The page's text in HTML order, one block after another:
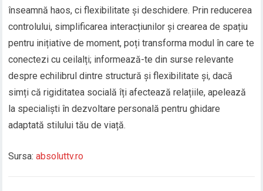
înseamnă haos, ci flexibilitate și deschidere. Prin reducerea
controlului, simplificarea interacțiunilor și crearea de spațiu
pentru inițiative de moment, poți transforma modul în care te
conectezi cu ceilalți; informează-te din surse relevante
despre echilibrul dintre structură și flexibilitate și, dacă
simți că rigiditatea socială îți afectează relațiile, apelează
la specialiști în dezvoltare personală pentru ghidare
adaptată stilului tău de viață.
Sursa:absoluttv.ro